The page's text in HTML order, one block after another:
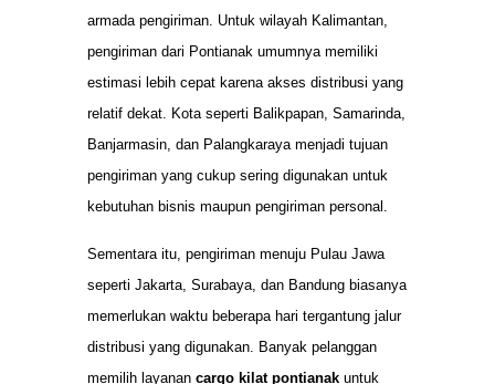
armada pengiriman. Untuk wilayah Kalimantan,
pengiriman dari Pontianak umumnya memiliki
estimasi lebih cepat karena akses distribusi yang
relatif dekat. Kota seperti Balikpapan, Samarinda,
Banjarmasin, dan Palangkaraya menjadi tujuan
pengiriman yang cukup sering digunakan untuk
kebutuhan bisnis maupun pengiriman personal.
Sementara itu, pengiriman menuju Pulau Jawa
seperti Jakarta, Surabaya, dan Bandung biasanya
memerlukan waktu beberapa hari tergantung jalur
distribusi yang digunakan. Banyak pelanggan
memilih layanan cargo kilat pontianak untuk